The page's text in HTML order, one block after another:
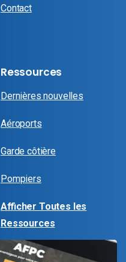
Contact
Ressources
Dernières nouvelles
Aéroports
Garde côtière
Pompiers
Afficher Toutes les
Ressources